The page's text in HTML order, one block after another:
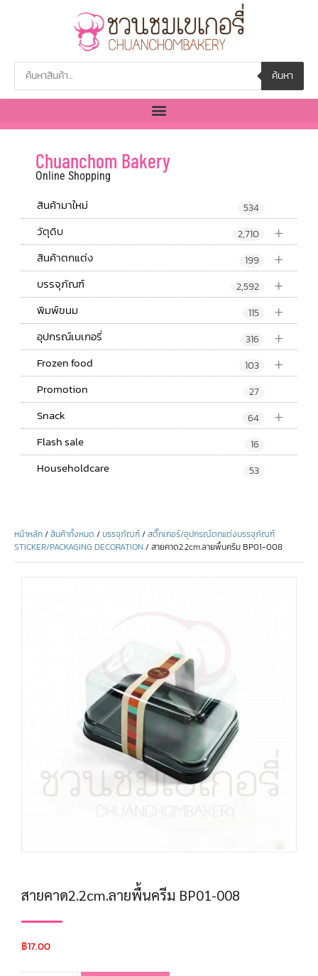
ค้นหา
Chuanchom Bakery
Online Shopping
สินค้ามาใหม่ 534
+
วัตุดิบ 2,710
+
สินค้าตกแต่ง 199
+
บรรจุภัณฑ์ 2,592
+
พิมพ์ขนม 115
+
อุปกรณ์เบเกอรี่ 316
+
Frozen food 103
Promotion 27
+
Snack 64
Flash sale 16
Householdcare 53
หน้าหลัก/สินค้าทั้งหมด /บรรจุภัณฑ์/สติ๊กเกอร์/อุปกรณ์ตกแต่งบรรจุภัณฑ์
STICKER/PACKAGING DECORATION / สายคาด2.2cm.ลายพื้นครีม BP01-008
สายคาด2.2cm.ลายพื้นครีม BP01-008
฿17.00